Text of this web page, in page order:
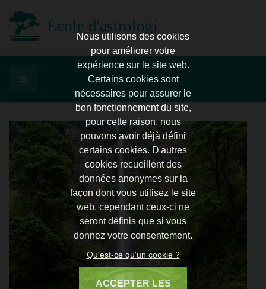
École d'astrologie d'Enghien
Nous utilisons des cookies
pour améliorer votre
expérience sur le site web.
Certains cookies sont
nécessaires pour assurer le
bon fonctionnement du site,
pour cette raison, nous
pouvons avoir déjà défini
certains cookies. D'autres
cookies recueillent des
données anonymes sur la
façon dont vous utilisez le site
web, cependant ceux-ci ne
seront définis que si vous
donnez votre consentement.
Qu'est-ce qu'un cookie ?
ACCEPTER LES